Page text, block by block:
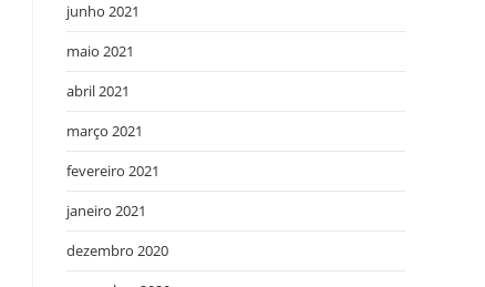
junho 2021
maio 2021
abril 2021
março 2021
fevereiro 2021
janeiro 2021
dezembro 2020